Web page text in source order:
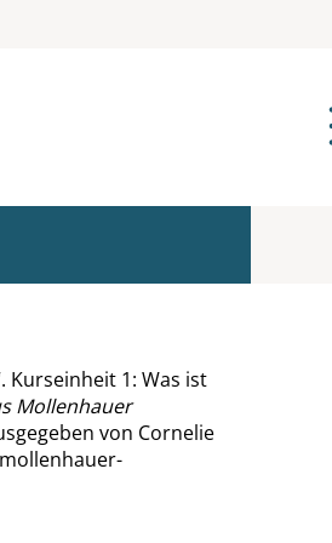
. Kurseinheit 1: Was ist
Mollenhauer
von Cornelie